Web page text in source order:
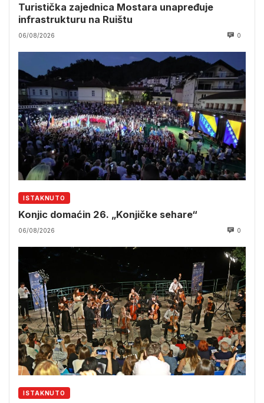
Turistička zajednica Mostara unapređuje
infrastrukturu na Ruištu
06/08/2026 0
ISTAKNUTO
Konjic domaćin 26. „Konjičke sehare“
06/08/2026 0
ISTAKNUTO